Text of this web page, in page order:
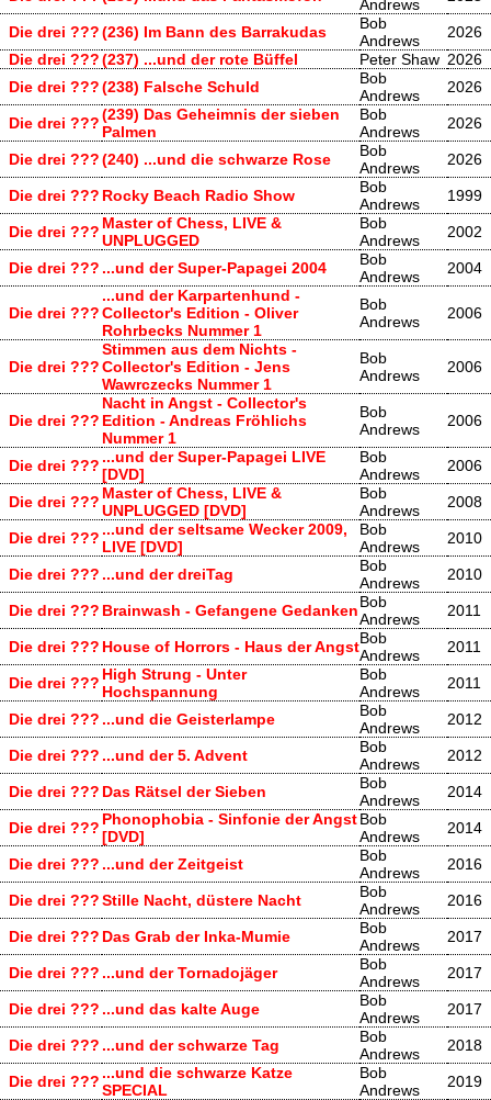
Andrews
Die drei ???(236) Im Bann des Barrakudas
Bob
Andrews
2026
Die drei ???(237) ...und der rote Büffel Peter Shaw 2026
Die drei ???(238) Falsche Schuld
Bob
Andrews
2026
Die drei ???(239) Das Geheimnis der sieben
Palmen
Bob
Andrews
2026
Die drei ???(240) ...und die schwarze Rose
Bob
Andrews
2026
Die drei ??? Rocky Beach Radio Show
Bob
Andrews
1999
Die drei ??? Master of Chess, LIVE &
UNPLUGGED
Bob
Andrews
2002
Die drei ??? ...und der Super-Papagei 2004
Bob
Andrews
2004
Die drei ???
...und der Karpartenhund -
Collector's Edition - Oliver
Rohrbecks Nummer 1
Bob
Andrews
2006
Die drei ???
Stimmen aus dem Nichts -
Collector's Edition - Jens
Wawrczecks Nummer 1
Bob
Andrews
2006
Die drei ???
Nacht in Angst - Collector's
Edition - Andreas Fröhlichs
Nummer 1
Bob
Andrews
2006
Die drei ??? ...und der Super-Papagei LIVE
[DVD]
Bob
Andrews
2006
Die drei ??? Master of Chess, LIVE &
UNPLUGGED [DVD]
Bob
Andrews
2008
Die drei ??? ...und der seltsame Wecker 2009,
LIVE [DVD]
Bob
Andrews
2010
Die drei ??? ...und der dreiTag
Bob
Andrews
2010
Die drei ??? Brainwash - Gefangene GedankenBob
Andrews
2011
Die drei ??? House of Horrors - Haus der AngstBob
Andrews
2011
Die drei ??? High Strung - Unter
Hochspannung
Bob
Andrews
2011
Die drei ??? ...und die Geisterlampe
Bob
Andrews
2012
Die drei ??? ...und der 5. Advent
Bob
Andrews
2012
Die drei ??? Das Rätsel der Sieben
Bob
Andrews
2014
Die drei ??? Phonophobia - Sinfonie der Angst
[DVD]
Bob
Andrews
2014
Die drei ??? ...und der Zeitgeist
Bob
Andrews
2016
Die drei ???Stille Nacht, düstere Nacht
Bob
Andrews
2016
Die drei ??? Das Grab der Inka-Mumie
Bob
Andrews
2017
Die drei ??? ...und der Tornadojäger
Bob
Andrews
2017
Die drei ??? ...und das kalte Auge
Bob
Andrews
2017
Die drei ??? ...und der schwarze Tag
Bob
Andrews
2018
Die drei ??? ...und die schwarze Katze
SPECIAL
Bob
Andrews
2019